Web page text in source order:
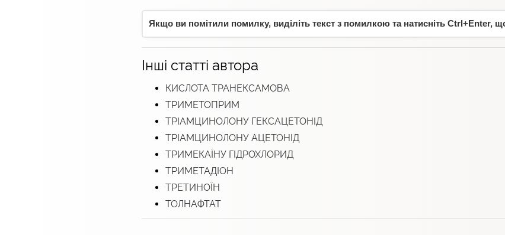
Якщо ви помітили помилку, виділіть текст з помилкою та натисніть Ctrl+Enter,
Інші статті автора
КИСЛОТА ТРАНЕКСАМОВА
ТРИМЕТОПРИМ
ТРІАМЦИНОЛОНУ ГЕКСАЦЕТОНІД
ТРІАМЦИНОЛОНУ АЦЕТОНІД
ТРИМЕКАЇНУ ГІДРОХЛОРИД
ТРИМЕТАДІОН
ТРЕТИНОЇН
ТОЛНАФТАТ